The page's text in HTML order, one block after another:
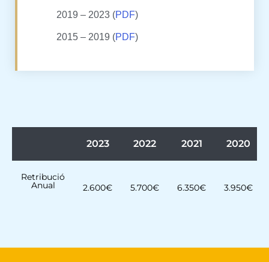
2019 – 2023 (PDF)
2015 – 2019 (PDF)
2023 2022 2021 2020
Retribució
Anual 2.600€ 5.700€ 6.350€ 3.950€